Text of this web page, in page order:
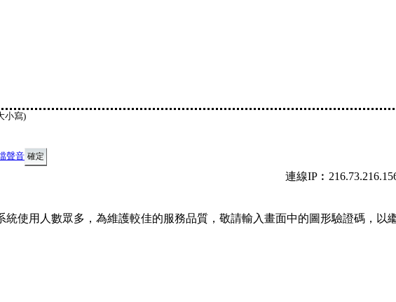
小寫)
聲音
連線
統使用人數眾多，為維護較佳的服務品質，敬請輸入畫面中的圖形驗證碼，以